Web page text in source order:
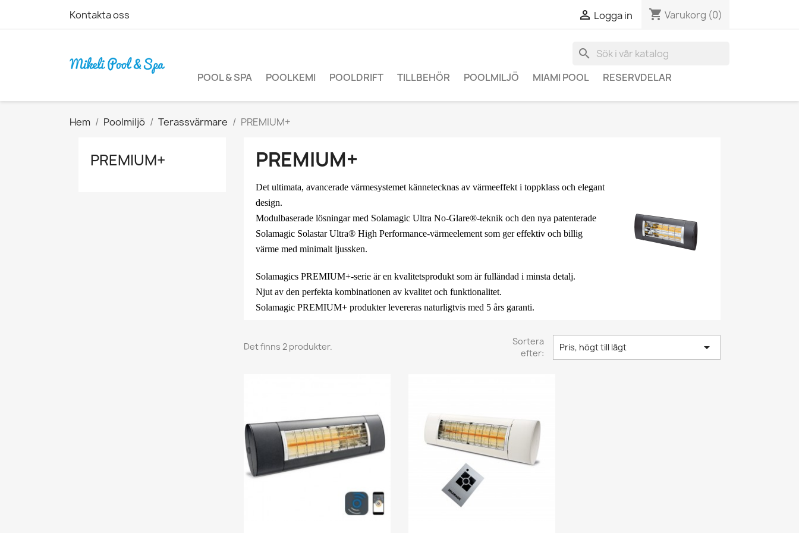
Kontakta oss  Logga in shopping_cart Varukorg (0)
search
POOL & SPA POOLKEMI POOLDRIFT TILLBEHÖR POOLMILJÖ MIAMI POOL RESERVDELAR
Hem Poolmiljö Terassvärmare PREMIUM+
PREMIUM+ PREMIUM+
Det ultimata, avancerade värmesystemet kännetecknas av värmeeffekt i toppklass och elegant
design.
Modulbaserade lösningar med Solamagic Ultra No-Glare®-teknik och den nya patenterade
Solamagic Solastar Ultra® High Performance-värmeelement som ger effektiv och billig
värme med minimalt ljussken.
Solamagics PREMIUM+-serie är en kvalitetsprodukt som är fulländad i minsta detalj.
Njut av den perfekta kombinationen av kvalitet och funktionalitet.
Solamagic PREMIUM+produkter levereras naturligtvis med 5 års garanti.
Det finns 2 produkter.
Sortera
efter:
Pris, högt till lågt 